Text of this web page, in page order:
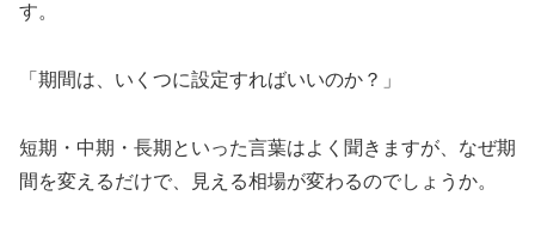
す。
「期間は、いくつに設定すればいいのか？」
短期・中期・長期といった言葉はよく聞きますが、なぜ期
間を変えるだけで、見える相場が変わるのでしょうか。